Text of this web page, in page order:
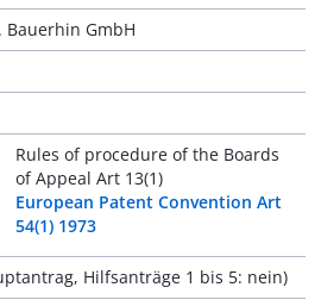
Bauerhin GmbH
Rules of procedure of the Boards
of Appeal Art 13(1)
European Patent Convention Art
54(1) 1973
Hilfsanträge 1 bis 5: nein)